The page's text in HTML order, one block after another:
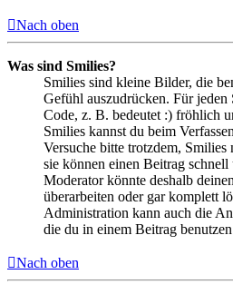
Nach oben
Was sind Smilies?
Smilies sind kleine Bilder, die
Gefühl auszudrücken. Für jeden
Code, z. B. bedeutet :) fröhlich
Smilies kannst du beim
Versuche bitte trotzdem,
sie können einen Beitrag schnell
Moderator könnte deshalb
überarbeiten oder gar komplett
Administration kann auch die
die du in einem Beitrag
Nach oben